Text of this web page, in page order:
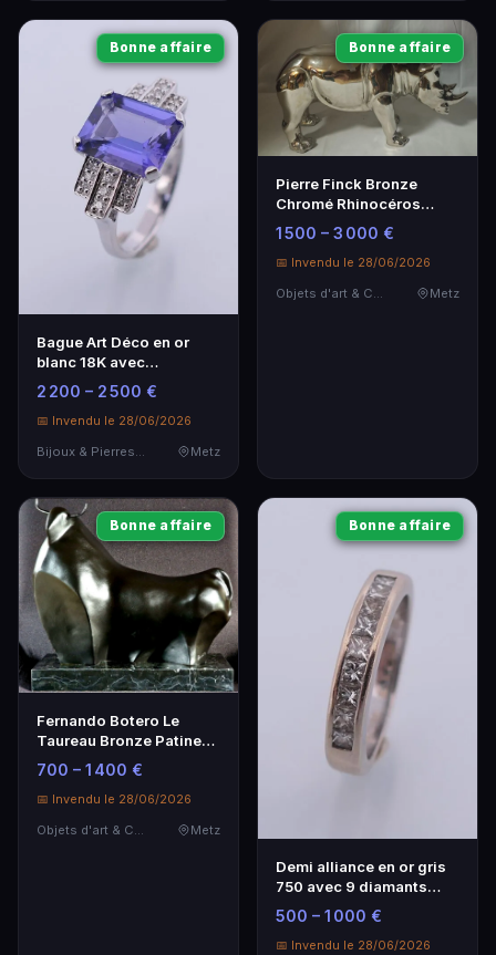
Bonne affaire
Bague Art Déco en or
blanc 18K avec
Tanzanite et diamants
2 200 – 2 500 €
📅 Invendu le 28/06/2026
Bijoux & Pierres Précieuses
Metz
Bonne affaire
Pierre Finck Bronze
Chromé Rhinocéros
Debout - Art
Contemporain
1 500 – 3 000 €
📅 Invendu le 28/06/2026
Metz
Bonne affaire
Fernando Botero Le
Taureau Bronze Patine
Noire 30 cm
700 – 1 400 €
📅 Invendu le 28/06/2026
Metz
Bonne affaire
Demi alliance en or gris
750 avec 9 diamants
taille princesse - TDD 51
500 – 1 000 €
📅 Invendu le 28/06/2026